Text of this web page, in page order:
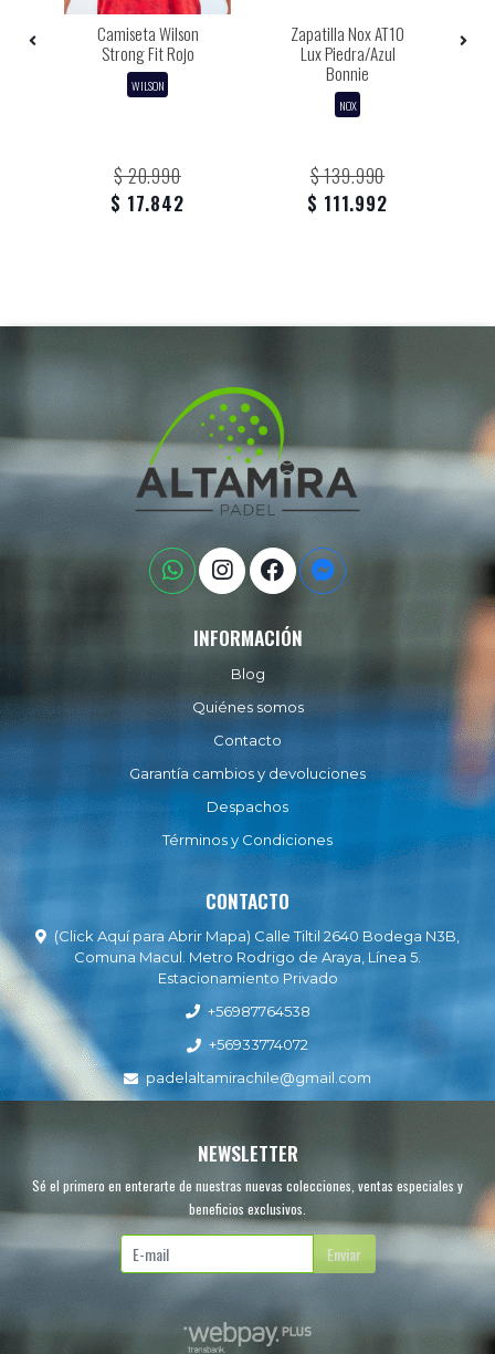
Camiseta Wilson
Strong Fit Rojo
WILSON
$ 20.990
$ 17.842
Zapatilla Nox AT10
Lux Piedra/Azul
Bonnie
NOX
$ 139.990
$ 111.992
INFORMACIÓN
Blog
Quiénes somos
Contacto
Garantía cambios y devoluciones
Despachos
Términos y Condiciones
CONTACTO
(Click Aquí para Abrir Mapa) Calle Tiltil 2640 Bodega N3B,
Comuna Macul. Metro Rodrigo de Araya, Línea 5.
Estacionamiento Privado
+56987764538
+56933774072
padelaltamirachile@gmail.com
NEWSLETTER
Sé el primero en enterarte de nuestras nuevas colecciones, ventas especiales y
beneficios exclusivos.
Enviar